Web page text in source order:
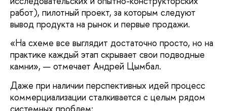
работ), пилотный проект, за которым следуют
вывод продукта на рынок и первые продажи.
«На схеме все выглядит достаточно просто, но на
практике каждый этап скрывает свои подводные
камни», — отмечает Андрей Цымбал.
Даже при наличии перспективных идей процесс
коммерциализации сталкивается с целым рядом